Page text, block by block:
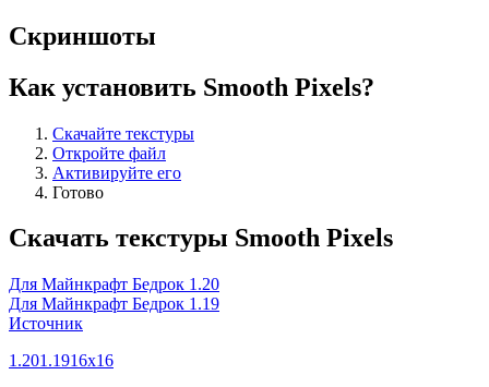
Скриншоты
Как установить Smooth Pixels?
Скачайте текстуры
Откройте файл
Активируйте его
Готово
Скачать текстуры Smooth Pixels
Для Майнкрафт Бедрок 1.20
Для Майнкрафт Бедрок 1.19
Источник
1.201.1916x16